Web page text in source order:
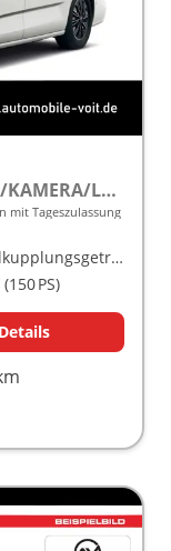
Multivan 2.0 TDI 150PS DSG ACC/KAMERA/LED/SMARTLINK/SCHLAFDACH frei konfigurierbar!
mit Tageszulassung
Doppelkupplungsgetriebe (DSG)
PS)
Details